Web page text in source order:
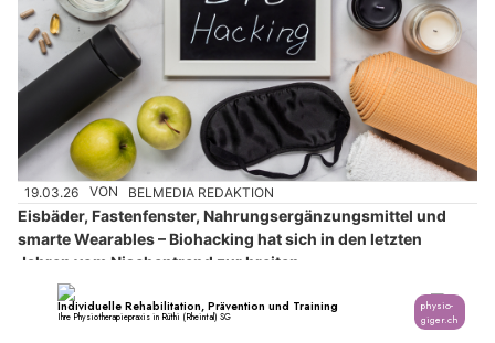
19.03.26 VON BELMEDIA REDAKTION
Eisbäder, Fastenfenster, Nahrungsergänzungsmittel und
smarte Wearables – Biohacking hat sich in den letzten
Jahren vom Nischentrend zur breiten
Gesundheitsbewegung entwickelt.
Die Idee dahinter ist verlockend: Mit gezielten Massnahmen